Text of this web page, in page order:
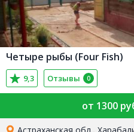
Четыре рыбы (Four Fish)
9,3 Отзывы 0
от 1300